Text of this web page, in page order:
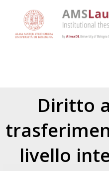
Diritto
livello